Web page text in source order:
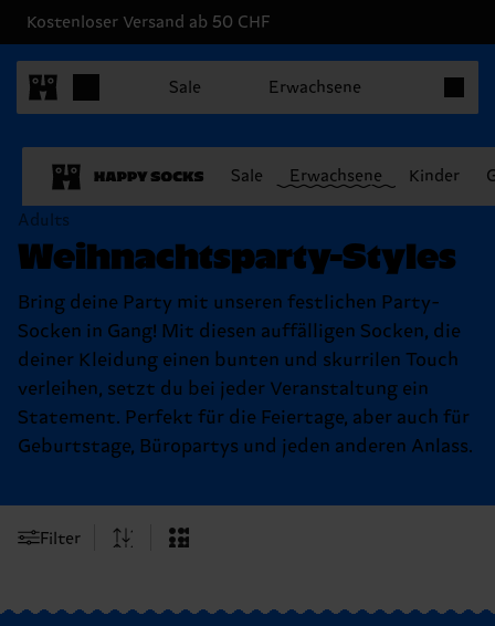
Kostenloser Versand ab 50 CHF
Sale Erwachsene
Sale Erwachsene Kinder
Adults
Weihnachtsparty-Styles
Bring deine Party mit unseren festlichen Party-
Socken in Gang! Mit diesen auffälligen Socken, die
deiner Kleidung einen bunten und skurrilen Touch
verleihen, setzt du bei jeder Veranstaltung ein
Statement. Perfekt für die Feiertage, aber auch für
Geburtstage, Büropartys und jeden anderen Anlass.
Filter